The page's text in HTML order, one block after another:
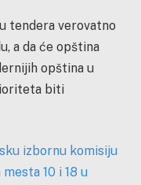
tendera verovatno
a da će opština
opština u
biti
izbornu komisiju
10 i 18 u